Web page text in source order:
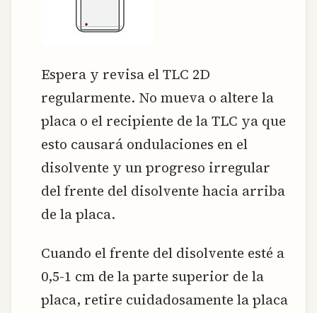
Espera y revisa el TLC 2D
regularmente. No mueva o altere la
placa o el recipiente de la TLC ya que
esto causará ondulaciones en el
disolvente y un progreso irregular
del frente del disolvente hacia arriba
de la placa.
Cuando el frente del disolvente esté a
0,5-1 cm de la parte superior de la
placa, retire cuidadosamente la placa